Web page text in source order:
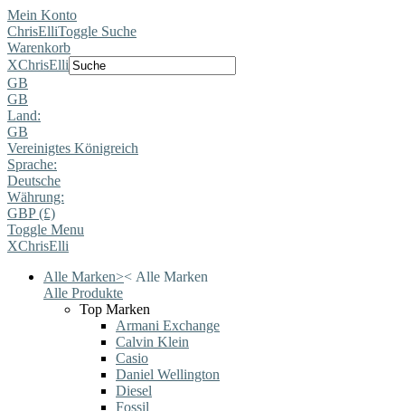
Mein Konto
ChrisElliToggle Suche
Warenkorb
XChrisElli
GB
GB
Land:
GB
Vereinigtes Königreich
Sprache:
Deutsche
Währung:
GBP (£)
Toggle Menu
XChrisElli
Alle Marken>< Alle Marken
Alle Produkte
Top Marken
Armani Exchange
Calvin Klein
Casio
Daniel Wellington
Diesel
Fossil